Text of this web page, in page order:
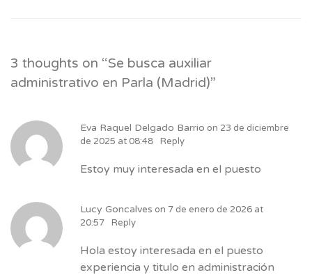
3 thoughts on “Se busca auxiliar
administrativo en Parla (Madrid)”
Eva Raquel Delgado Barrio on 23 de diciembre
de 2025 at 08:48
Reply
Estoy muy interesada en el puesto
Lucy Goncalves on 7 de enero de 2026 at
20:57
Reply
Hola estoy interesada en el puesto
experiencia y titulo en administración